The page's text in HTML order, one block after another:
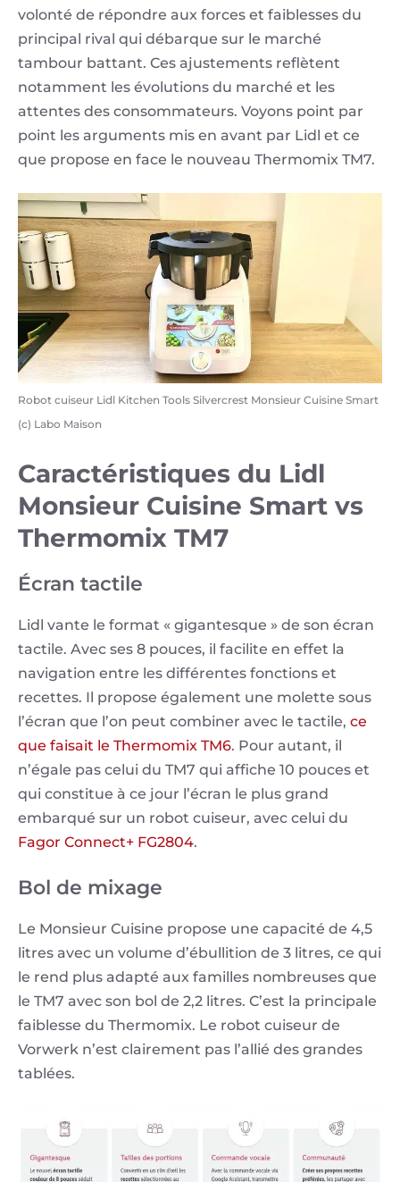
volonté de répondre aux forces et faiblesses du
principal rival qui débarque sur le marché
tambour battant. Ces ajustements reflètent
notamment les évolutions du marché et les
attentes des consommateurs.​ Voyons point par
point les arguments mis en avant par Lidl et ce
que propose en face le nouveau Thermomix TM7.
Robot cuiseur Lidl Kitchen Tools Silvercrest Monsieur Cuisine Smart
(c) Labo Maison
Caractéristiques du Lidl
Monsieur Cuisine Smart vs
Thermomix TM7
Écran tactile
Lidl vante le format « gigantesque » de son écran
tactile. Avec ses 8 pouces, il facilite en effet la
navigation entre les différentes fonctions et
recettes. Il propose également une molette sous
l’écran que l’on peut combiner avec le tactile, ce
que faisait le Thermomix TM6. Pour autant, il
n’égale pas celui du TM7 qui affiche 10 pouces et
qui constitue à ce jour l’écran le plus grand
embarqué sur un robot cuiseur, avec celui du
Fagor Connect+ FG2804.
Bol de mixage
Le Monsieur Cuisine propose une capacité de 4,5
litres avec un volume d’ébullition de 3 litres, ce qui
le rend plus adapté aux familles nombreuses que
le TM7 avec son bol de 2,2 litres. C’est la principale
faiblesse du Thermomix. Le robot cuiseur de
Vorwerk n’est clairement pas l’allié des grandes
tablées.